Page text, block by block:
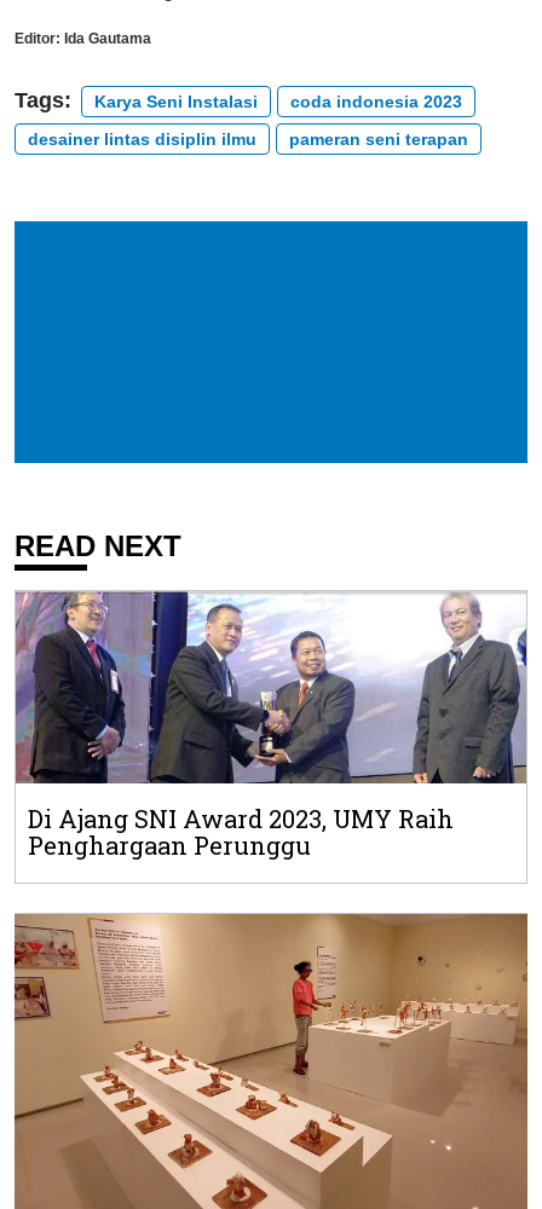
Editor: Ida Gautama
Tags: Karya Seni Instalasi
coda indonesia 2023
desainer lintas disiplin ilmu
pameran seni terapan
READ NEXT
Di Ajang SNI Award 2023, UMY Raih
Penghargaan Perunggu